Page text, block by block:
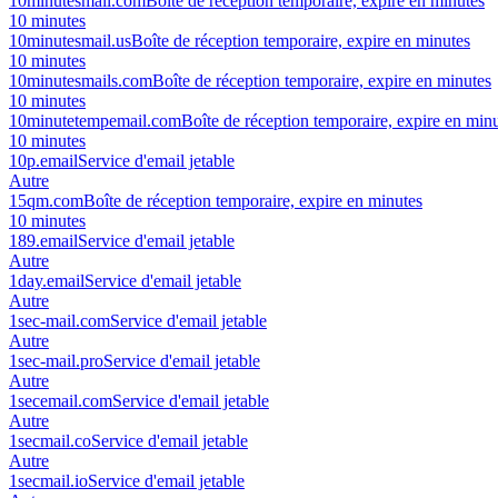
10 minutes
10minutesmail.usBoîte de réception temporaire, expire en minutes
10 minutes
10minutesmails.comBoîte de réception temporaire, expire en minutes
10 minutes
10minutetempemail.comBoîte de réception temporaire, expire en
10 minutes
10p.emailService d'email jetable
Autre
15qm.comBoîte de réception temporaire, expire en minutes
10 minutes
189.emailService d'email jetable
Autre
1day.emailService d'email jetable
Autre
1sec-mail.comService d'email jetable
Autre
1sec-mail.proService d'email jetable
Autre
1secemail.comService d'email jetable
Autre
1secmail.coService d'email jetable
Autre
1secmail.ioService d'email jetable